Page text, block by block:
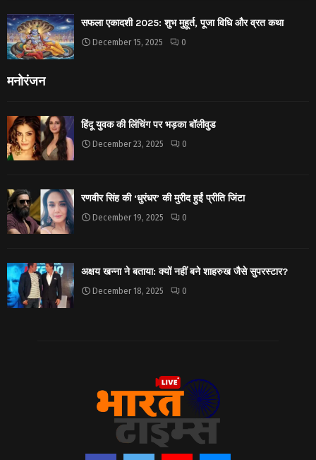
सफला एकादशी 2025: शुभ मुहूर्त, पूजा विधि और व्रत कथा
December 15, 2025 0
मनोरंजन
हिंदू युवक की लिंचिंग पर भड़का बॉलीवुड
December 23, 2025 0
रणवीर सिंह की ‘धुरंधर’ की मुरीद हुईं प्रीति जिंटा
December 19, 2025 0
अक्षय खन्ना ने बताया: क्यों नहीं बने शाहरुख जैसे सुपरस्टार?
December 18, 2025 0